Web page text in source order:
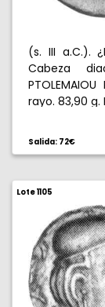
(s. III a.C.).
Cabeza
rayo. 83,90 g.
Salida: 72€
Lote 1105